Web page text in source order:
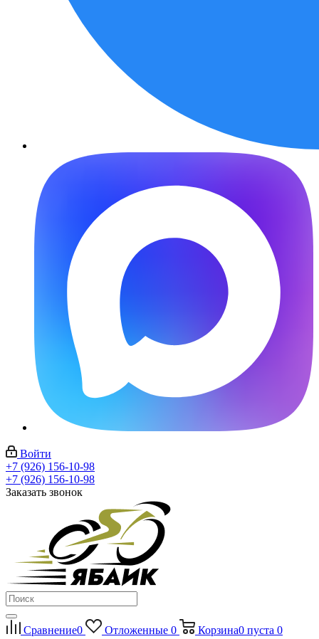
Войти
+7 (926) 156-10-98
+7 (926) 156-10-98
Заказать звонок
Сравнение0 Отложенные 0 Корзина0 пуста 0